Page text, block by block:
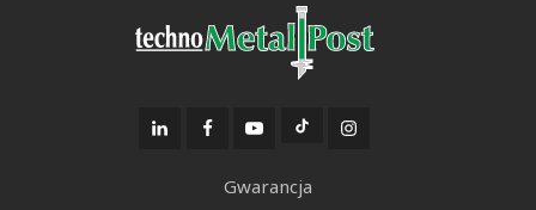
Gwarancja